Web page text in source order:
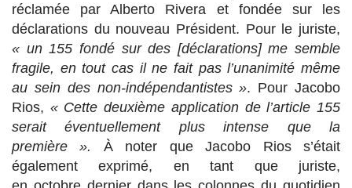
réclamée par Alberto Rivera et fondée sur les
déclarations du nouveau Président. Pour le juriste,
« un 155 fondé sur des [déclarations] me semble
fragile, en tout cas il ne fait pas l’unanimité même
au sein des non-indépendantistes ». Pour Jacobo
Rios, « Cette deuxième application de l’article 155
serait éventuellement plus intense que la
première ».
À noter que Jacobo Rios s’était
également exprimé, en tant que juriste,